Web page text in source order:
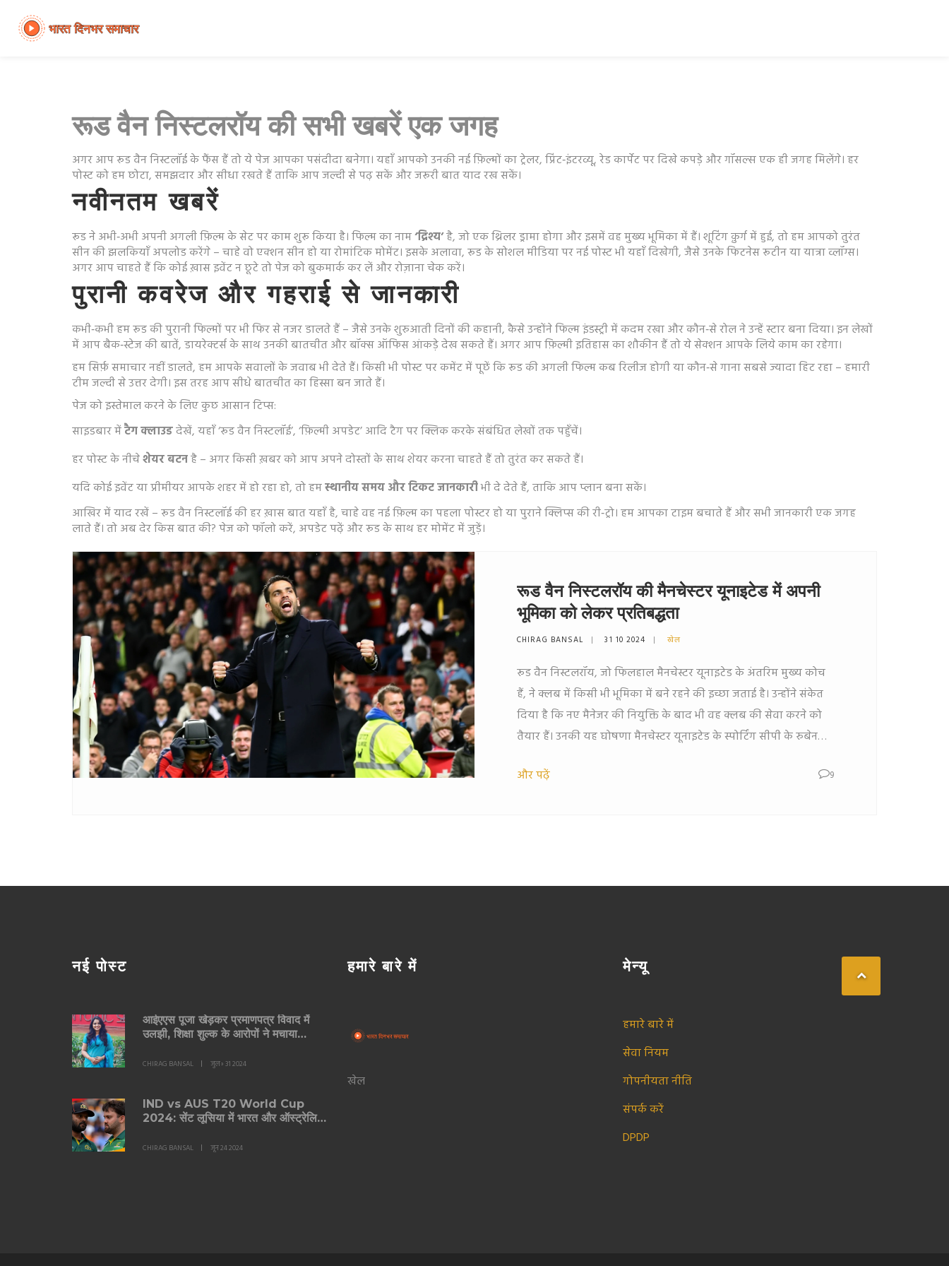
रूड वैन निस्टलरॉय की सभी खबरें एक जगह
अगर आप रूड वैन निस्टलॉई के फैंस हैं तो ये पेज आपका पसंदीदा बनेगा। यहाँ आपको उनकी नई फ़िल्मों का ट्रेलर, प्रिंट‑इंटरव्यू, रेड कार्पेट पर दिखे कपड़े और गॉसल्स एक ही जगह मिलेंगे। हर
पोस्ट को हम छोटा, समझदार और सीधा रखते हैं ताकि आप जल्दी से पढ़ सकें और जरूरी बात याद रख सकें।
नवीनतम खबरें
रूड ने अभी‑अभी अपनी अगली फ़िल्म के सेट पर काम शुरू किया है। फिल्म का नाम‘द्रिश्य’है, जो एक थ्रिलर ड्रामा होगा और इसमें वह मुख्य भूमिका में हैं। शूटिंग क़ुर्ग में हुई, तो हम आपको तुरंत
सीन की झलकियाँ अपलोड करेंगे – चाहे वो एक्शन सीन हो या रोमांटिक मोमेंट। इसके अलावा, रूड के सोशल मीडिया पर नई पोस्ट भी यहाँ दिखेगी, जैसे उनके फिटनेस रूटीन या यात्रा व्लॉग्स।
अगर आप चाहते हैं कि कोई ख़ास इवेंट न छूटे तो पेज को बुकमार्क कर लें और रोज़ाना चेक करें।
पुरानी कवरेज और गहराई से जानकारी
कभी‑कभी हम रूड की पुरानी फिल्मों पर भी फिर से नजर डालते हैं – जैसे उनके शुरुआती दिनों की कहानी, कैसे उन्होंने फिल्म इंडस्ट्री में कदम रखा और कौन‑से रोल ने उन्हें स्टार बना दिया। इन लेखों
में आप बैक‑स्टेज की बातें, डायरेक्टर्स के साथ उनकी बातचीत और बॉक्स ऑफिस आंकड़े देख सकते हैं। अगर आप फ़िल्मी इतिहास का शौकीन हैं तो ये सेक्शन आपके लिये काम का रहेगा।
हम सिर्फ़ समाचार नहीं डालते, हम आपके सवालों के जवाब भी देते हैं। किसी भी पोस्ट पर कमेंट में पूछें कि रूड की अगली फिल्म कब रिलीज होगी या कौन‑से गाना सबसे ज्यादा हिट रहा – हमारी
टीम जल्दी से उत्तर देगी। इस तरह आप सीधे बातचीत का हिस्सा बन जाते हैं।
पेज को इस्तेमाल करने के लिए कुछ आसान टिप्स:
साइडबार मेंटैग क्लाउडदेखें, यहाँ ‘रूड वैन निस्टलॉई’, ‘फ़िल्मी अपडेट’ आदि टैग पर क्लिक करके संबंधित लेखों तक पहुँचें।
हर पोस्ट के नीचेशेयर बटनहै – अगर किसी ख़बर को आप अपने दोस्तों के साथ शेयर करना चाहते हैं तो तुरंत कर सकते हैं।
यदि कोई इवेंट या प्रीमीयर आपके शहर में हो रहा हो, तो हमस्थानीय समय और टिकट जानकारीभी दे देते हैं, ताकि आप प्लान बना सकें।
आखिर में याद रखें – रूड वैन निस्टलॉई की हर ख़ास बात यहाँ है, चाहे वह नई फ़िल्म का पहला पोस्टर हो या पुराने क्लिप्स की री‑ट्रो। हम आपका टाइम बचाते हैं और सभी जानकारी एक जगह
लाते हैं। तो अब देर किस बात की? पेज को फॉलो करें, अपडेट पढ़ें और रूड के साथ हर मोमेंट में जुड़ें।
रूड वैन निस्टलरॉय की मैनचेस्टर यूनाइटेड में अपनी
भूमिका को लेकर प्रतिबद्धता
CHIRAG BANSAL 31 10 2024 खेल
रूड वैन निस्टलरॉय, जो फिलहाल मैनचेस्टर यूनाइटेड के अंतरिम मुख्य कोच
हैं, ने क्लब में किसी भी भूमिका में बने रहने की इच्छा जताई है। उन्होंने संकेत
दिया है कि नए मैनेजर की नियुक्ति के बाद भी वह क्लब की सेवा करने को
तैयार हैं। उनकी यह घोषणा मैनचेस्टर यूनाइटेड के स्पोर्टिंग सीपी के रुबेन
और पढ़ें
9
नई पोस्ट
आईएएस पूजा खेड़कर प्रमाणपत्र विवाद में
उलझी, शिक्षा शुल्क के आरोपों ने मचाया
CHIRAG BANSAL जुल॰ 31 2024
IND vs AUS T20 World Cup
2024: सेंट लूसिया में भारत और ऑस्ट्रेलिया
CHIRAG BANSAL जून 24 2024
हमारे बारे में
खेल
मेन्यू
हमारे बारे में
सेवा नियम
गोपनीयता नीति
संपर्क करें
DPDP